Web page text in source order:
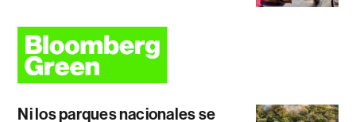
Ni los parques nacionales se